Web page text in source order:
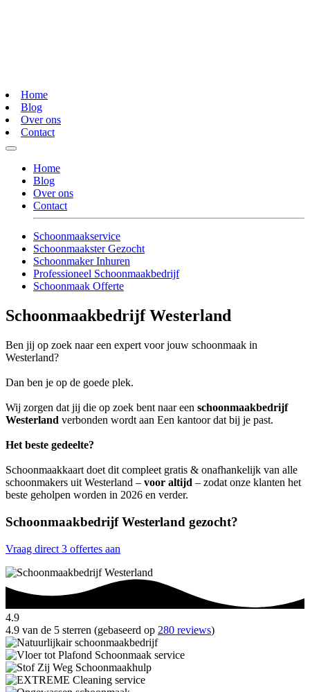
Home
Blog
Over ons
Contact
Home
Blog
Over ons
Contact
Schoonmaakservice
Schoonmaakster Gezocht
Schoonmaker Inhuren
Professioneel Schoonmaakbedrijf
Schoonmaak Offerte
Schoonmaakbedrijf Westerland
Ben jij op zoek naar een expert voor jouw schoonmaak in
Westerland?
Dan ben je op de goede plek.
Wij zorgen dat jij die op zoek bent naar een schoonmaakbedrijf
Westerland verbonden wordt aan Een kantoor dat bij je past.
Het beste gedeelte?
Schoonmaakkaart doet dit compleet gratis & onafhankelijk van alle
schoonmakers uit Westerland – voor altijd – zodat onze klanten het
beste geholpen worden in 2026 en verder.
Schoonmaakbedrijf Westerland gezocht?
Vraag direct 3 offertes aan
4.9
4.9 van de 5 sterren (gebaseerd op 280 reviews)